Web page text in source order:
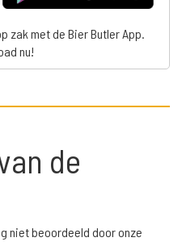
zak met de Bier Butler App.
nu!
de
niet beoordeeld door onze